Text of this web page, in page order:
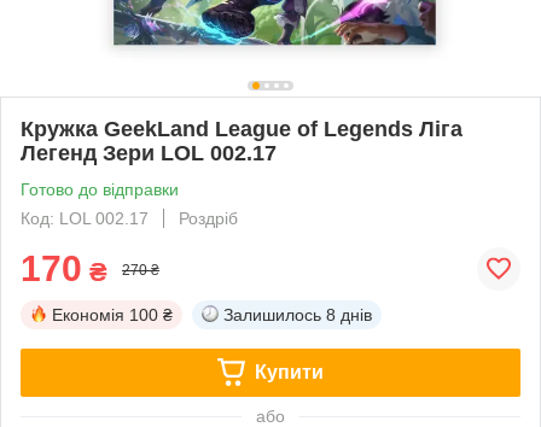
Кружка GeekLand League of Legends Ліга
Легенд Зери LOL 002.17
Готово до відправки
Код: LOL 002.17
Роздріб
170 ₴ 270 ₴
Економія 100 ₴ Залишилось 8 днів
Купити
або